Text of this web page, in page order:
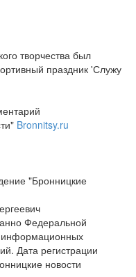
творчества был
праздник 'Служу
Bronnitsy.ru
"Бронницкие
Федеральной
информационных
Дата регистрации
новости